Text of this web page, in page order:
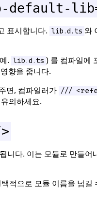
default-
표시합니다. lib.d.ts 와
. lib.d.ts ) 를 컴파일에
향을 줍니다.
면, 컴파일러가 ///
의하세요.
니다. 이는 모듈로 만들어
적으로 모듈 이름을 넘길